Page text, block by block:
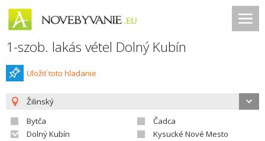
1-szob. lakás vétel Dolný Kubín
Uložiť toto hladanie
Žilinský
Bytča
Čadca
Dolný Kubín
Kysucké Nové Mesto